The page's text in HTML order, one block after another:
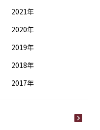
2021年
2020年
2019年
2018年
2017年